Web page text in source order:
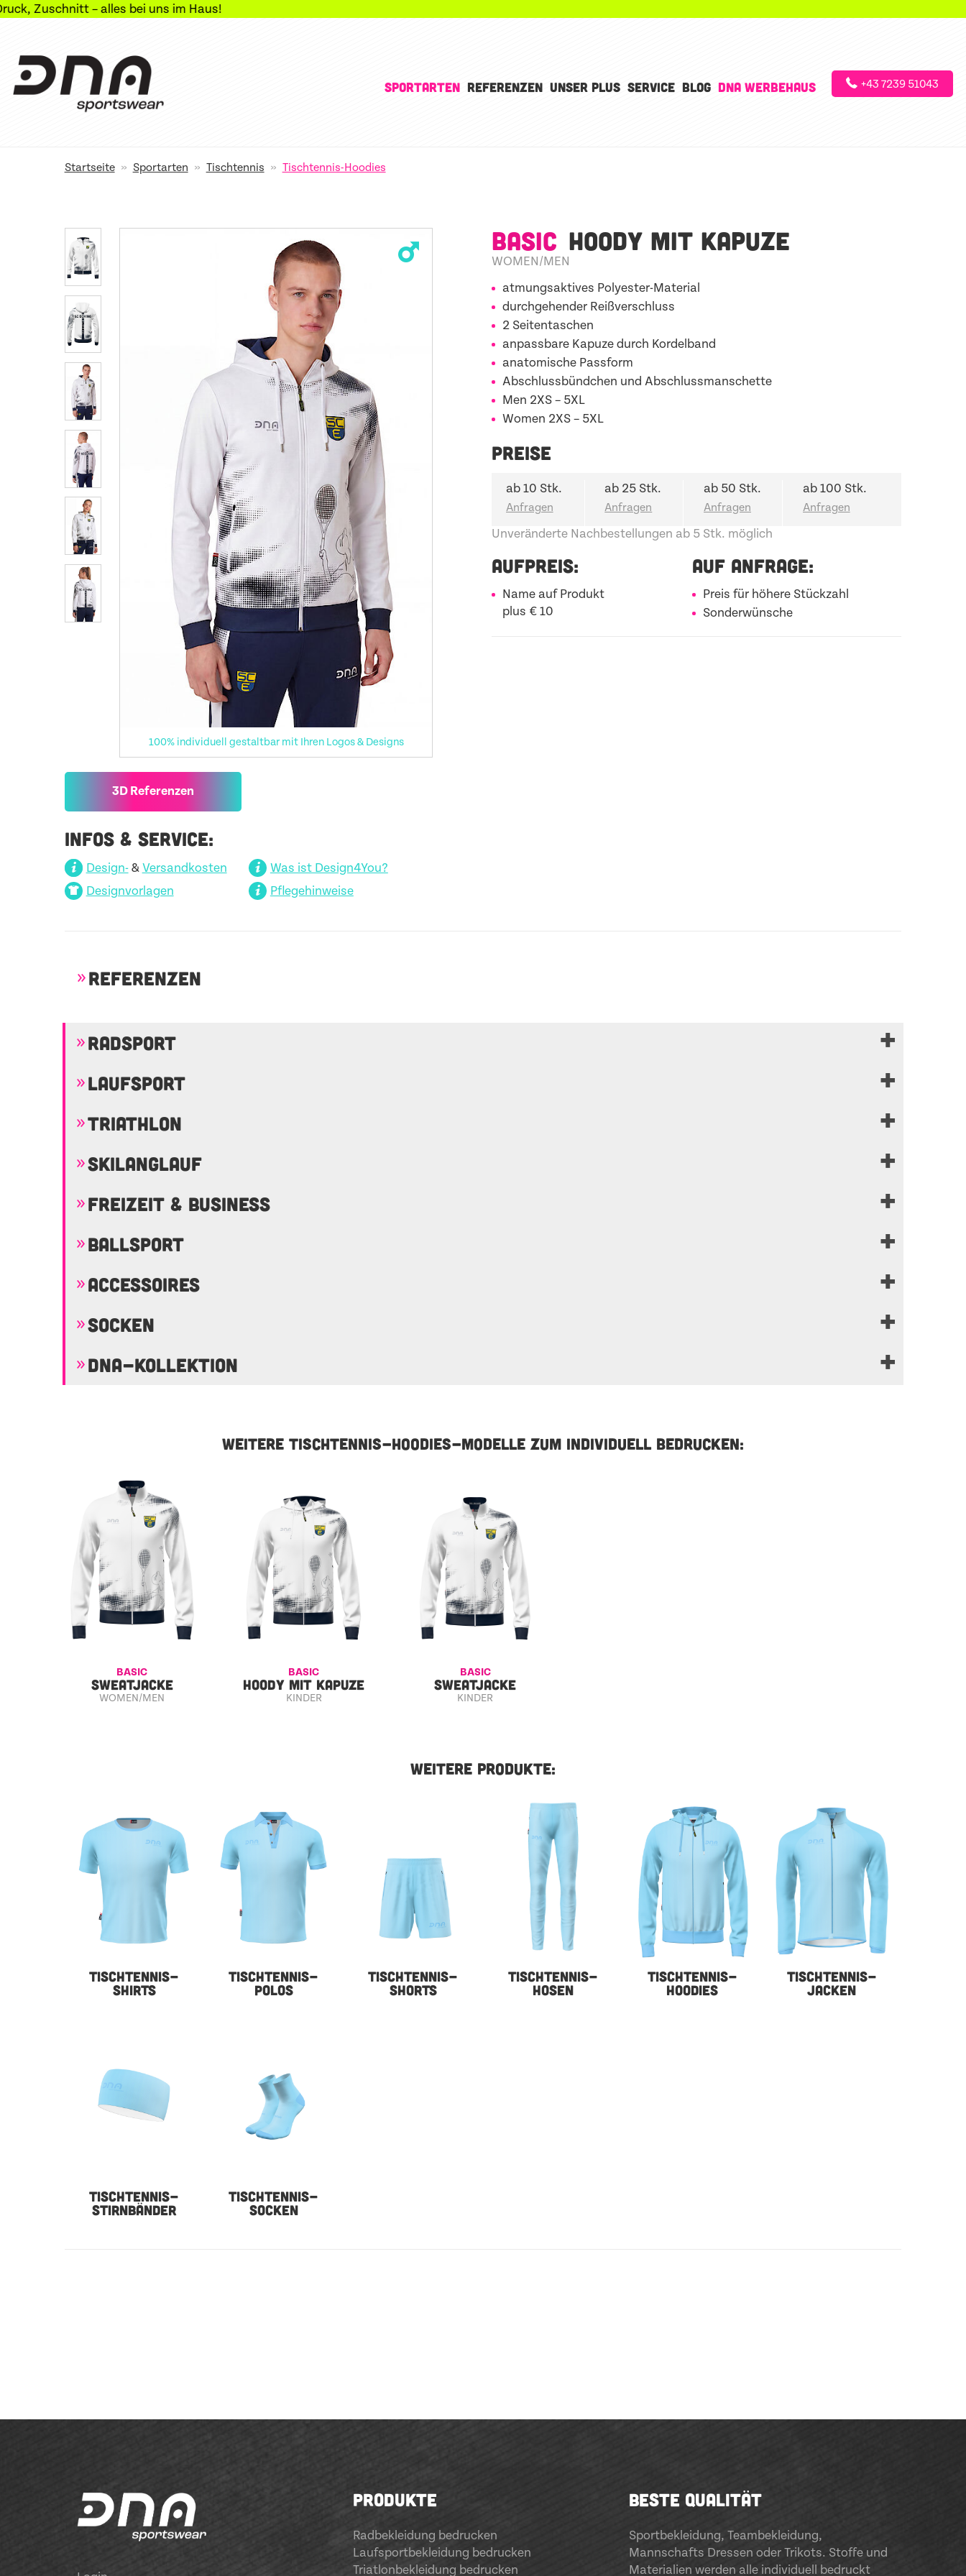
– alles bei uns im Haus!
+43 7239 51043
SPORTARTEN REFERENZEN UNSER PLUS SERVICE BLOG DNA WERBEHAUS
Startseite » Sportarten » Tischtennis » Tischtennis-Hoodies
100% individuell gestaltbar mit Ihren Logos & Designs
3D Referenzen
INFOS & SERVICE:
Design-& Versandkosten
Was ist Design4You?
Designvorlagen
Pflegehinweise
BASIC HOODY MIT KAPUZE
WOMEN/MEN
atmungsaktives Polyester-Material
durchgehender Reißverschluss
2 Seitentaschen
anpassbare Kapuze durch Kordelband
anatomische Passform
Abschlussbündchen und Abschlussmanschette
Men 2XS – 5XL
Women 2XS – 5XL
PREISE
ab 10 Stk. ab 25 Stk. ab 50 Stk. ab 100 Stk.
Unveränderte Nachbestellungen ab 5 Stk. möglich
AUFPREIS:
Name auf Produkt
plus € 10
AUF ANFRAGE:
Preis für höhere Stückzahl
Sonderwünsche
REFERENZEN
RADSPORT
LAUFSPORT
TRIATHLON
SKILANGLAUF
FREIZEIT & BUSINESS
BALLSPORT
ACCESSOIRES
SOCKEN
DNA-KOLLEKTION
WEITERE TISCHTENNIS-HOODIES-MODELLE ZUM INDIVIDUELL BEDRUCKEN:
BASIC
SWEATJACKE
WOMEN/MEN
BASIC
HOODY MIT KAPUZE
KINDER
BASIC
SWEATJACKE
KINDER
WEITERE PRODUKTE:
TISCHTENNIS-
SHIRTS
TISCHTENNIS-
POLOS
TISCHTENNIS-
SHORTS
TISCHTENNIS-
HOSEN
TISCHTENNIS-
HOODIES
TISCHTENNIS-
JACKEN
TISCHTENNIS-
STIRNBÄNDER
TISCHTENNIS-
SOCKEN
PRODUKTE
Radbekleidung bedrucken
Laufsportbekleidung bedrucken
Triatlonbekleidung bedrucken
BESTE QUALITÄT
Sportbekleidung,Teambekleidung,
Mannschafts Dressen oder Trikots. Stoffe und
Materialien werden alle individuell bedruckt